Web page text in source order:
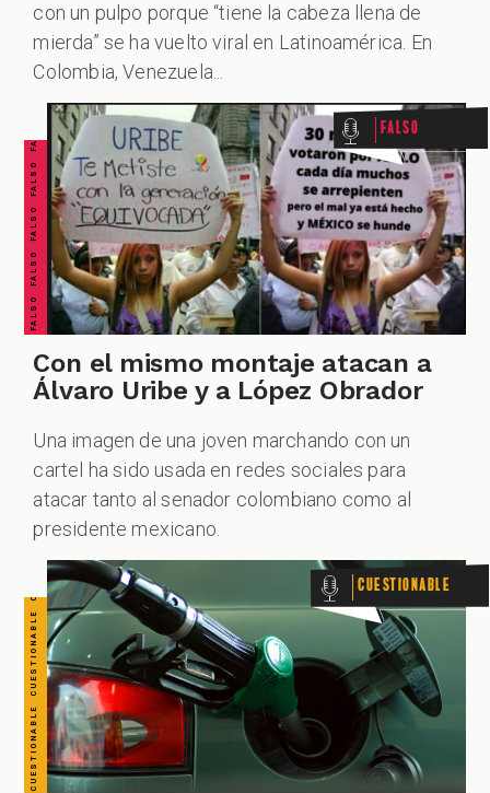
con un pulpo porque “tiene la cabeza llena de
mierda” se ha vuelto viral en Latinoamérica. En
Colombia, Venezuela...
FALSO FALSO FALSO FALSO FALSO FALSO FALSO Falso
Con el mismo montaje atacan a
Álvaro Uribe y a López Obrador
Una imagen de una joven marchando con un
cartel ha sido usada en redes sociales para
atacar tanto al senador colombiano como al
presidente mexicano.
CUESTIONABLE CUESTIONABLE CUESTIONABLE CUESTIONABLE CUESTIONABLE CUESTIONABLE CUESTIONABLE Cuestionable